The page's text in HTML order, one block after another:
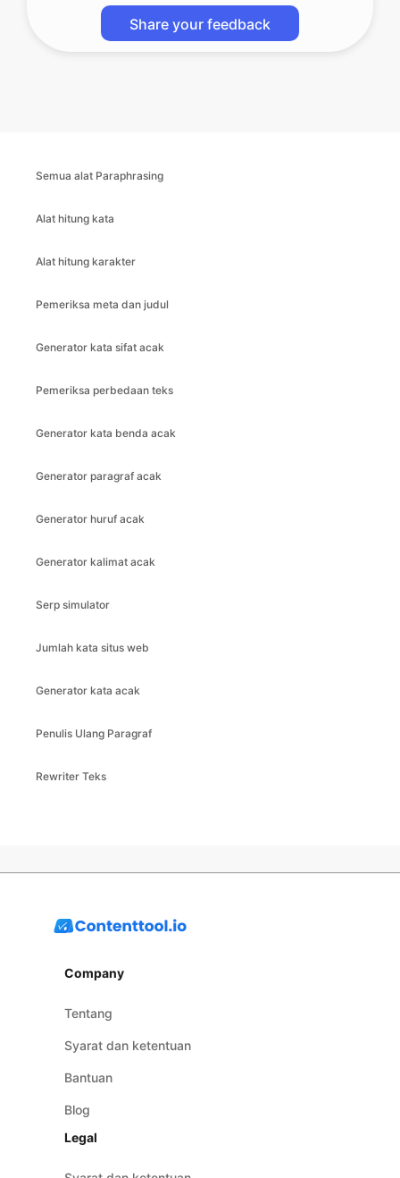
Share your feedback
Semua alat Paraphrasing
Alat hitung kata
Alat hitung karakter
Pemeriksa meta dan judul
Generator kata sifat acak
Pemeriksa perbedaan teks
Generator kata benda acak
Generator paragraf acak
Generator huruf acak
Generator kalimat acak
Serp simulator
Jumlah kata situs web
Generator kata acak
Penulis Ulang Paragraf
Rewriter Teks
Company
Tentang
Syarat dan ketentuan
Bantuan
Blog
Legal